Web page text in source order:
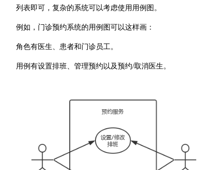
列表即可，复杂的系统可以考虑使用用例图。
例如，门诊预约系统的用例图可以这样画：
角色有医生、患者和门诊员工。
用例有设置排班、管理预约以及预约/取消医生。